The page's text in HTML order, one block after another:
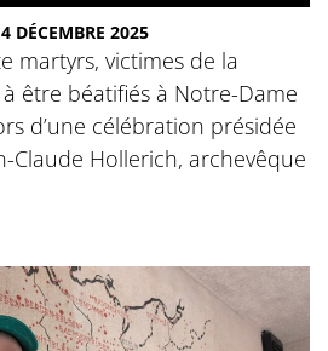
DÉCEMBRE 2025
martyrs, victimes de la
être béatifiés à Notre-Dame
d’une célébration présidée
Claude Hollerich, archevêque